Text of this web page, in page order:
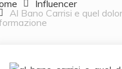
Influencer
Al Bano Carrisi e quel